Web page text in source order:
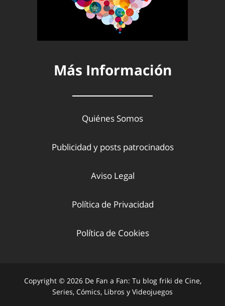
Más Información
Quiénes Somos
Publicidad y posts patrocinados
Aviso Legal
Política de Privacidad
Política de Cookies
Copyright © 2026 De Fan a Fan: Tu blog friki de Cine,
Series, Cómics, Libros y Videojuegos